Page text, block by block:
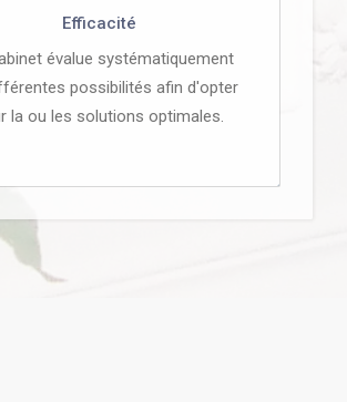
Efficacité
évalue systématiquement
possibilités afin d'opter
la ou les solutions optimales.